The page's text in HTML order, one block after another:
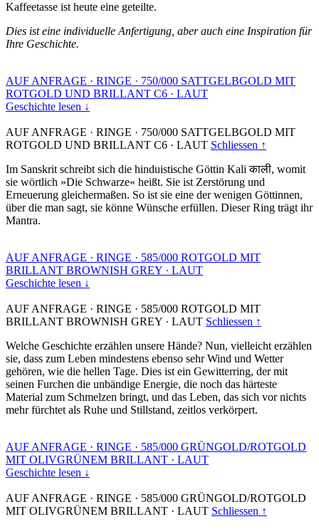
Kaffeetasse ist heute eine geteilte.
Dies ist eine individuelle Anfertigung, aber auch eine Inspiration für
Ihre Geschichte.
AUF ANFRAGE · RINGE · 750/000 SATTGELBGOLD MIT
ROTGOLD UND BRILLANT C6 · LAUT
Geschichte lesen ↓
AUF ANFRAGE · RINGE · 750/000 SATTGELBGOLD MIT
ROTGOLD UND BRILLANT C6 · LAUT Schliessen ↑
Im Sanskrit schreibt sich die hinduistische Göttin Kali काली, womit
sie wörtlich »Die Schwarze« heißt. Sie ist Zerstörung und
Erneuerung gleichermaßen. So ist sie eine der wenigen Göttinnen,
über die man sagt, sie könne Wünsche erfüllen. Dieser Ring trägt ihr
Mantra.
AUF ANFRAGE · RINGE · 585/000 ROTGOLD MIT
BRILLANT BROWNISH GREY · LAUT
Geschichte lesen ↓
AUF ANFRAGE · RINGE · 585/000 ROTGOLD MIT
BRILLANT BROWNISH GREY · LAUT Schliessen ↑
Welche Geschichte erzählen unsere Hände? Nun, vielleicht erzählen
sie, dass zum Leben mindestens ebenso sehr Wind und Wetter
gehören, wie die hellen Tage. Dies ist ein Gewitterring, der mit
seinen Furchen die unbändige Energie, die noch das härteste
Material zum Schmelzen bringt, und das Leben, das sich vor nichts
mehr fürchtet als Ruhe und Stillstand, zeitlos verkörpert.
AUF ANFRAGE · RINGE · 585/000 GRÜNGOLD/ROTGOLD
MIT OLIVGRÜNEM BRILLANT · LAUT
Geschichte lesen ↓
AUF ANFRAGE · RINGE · 585/000 GRÜNGOLD/ROTGOLD
MIT OLIVGRÜNEM BRILLANT · LAUT Schliessen ↑